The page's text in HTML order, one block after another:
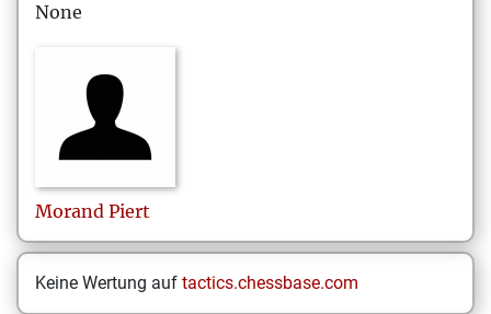
None
Morand Piert
Keine Wertung auf tactics.chessbase.com